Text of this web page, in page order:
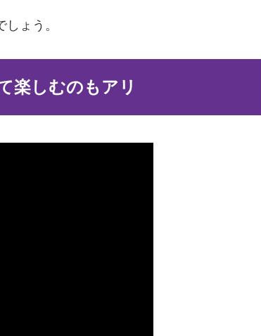
ょう。
楽しむのもアリ